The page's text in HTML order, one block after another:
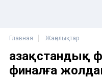
Главная Жаңалықтар
Қазақстандық
финалға